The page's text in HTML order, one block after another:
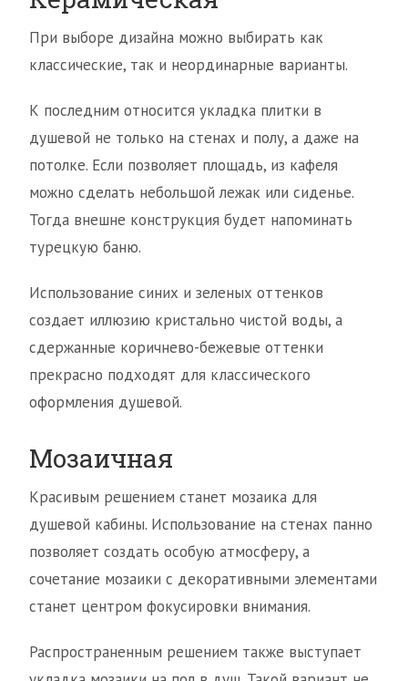
При выборе дизайна можно выбирать как
классические, так и неординарные варианты.
К последним относится укладка плитки в
душевой не только на стенах и полу, а даже на
потолке. Если позволяет площадь, из кафеля
можно сделать небольшой лежак или сиденье.
Тогда внешне конструкция будет напоминать
турецкую баню.
Использование синих и зеленых оттенков
создает иллюзию кристально чистой воды, а
сдержанные коричнево-бежевые оттенки
прекрасно подходят для классического
оформления душевой.
Мозаичная
Красивым решением станет мозаика для
душевой кабины. Использование на стенах панно
позволяет создать особую атмосферу, а
сочетание мозаики с декоративными элементами
станет центром фокусировки внимания.
Распространенным решением также выступает